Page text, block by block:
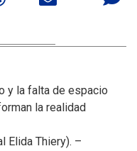
y la falta de espacio
la realidad
Elida Thiery). –